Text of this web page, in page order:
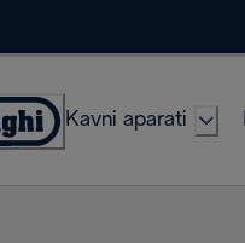
Kavni aparati